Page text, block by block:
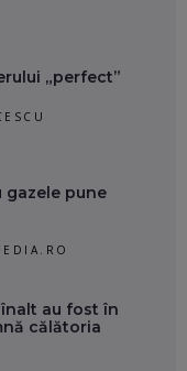
„perfect”
gazele pune
au fost în
călătoria